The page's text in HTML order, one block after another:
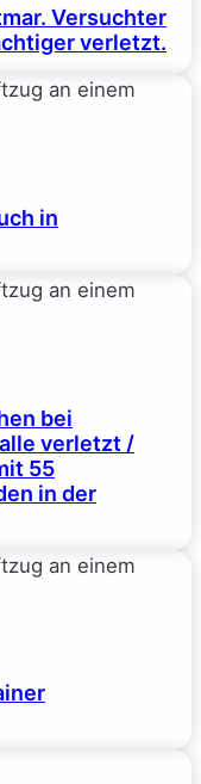
Versuchter
verletzt.
in
bei
verletzt /
55
in der